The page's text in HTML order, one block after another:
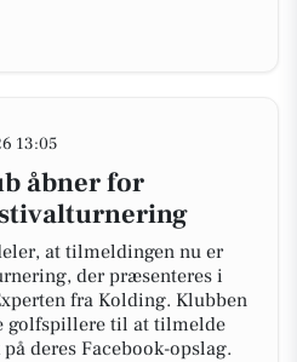
13:05
åbner for
at tilmeldingen nu er
der præsenteres i
fra Kolding. Klubben
golfspillere til at tilmelde
deres Facebook-opslag.